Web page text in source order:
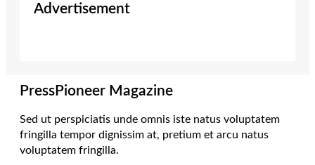
Advertisement
PressPioneer Magazine
Sed ut perspiciatis unde omnis iste natus voluptatem
fringilla tempor dignissim at, pretium et arcu natus
voluptatem fringilla.